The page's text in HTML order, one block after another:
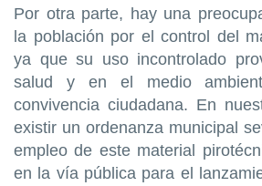
Por otra parte, hay una
la población por el control del
ya que su uso incontrolado
salud y en el medio
convivencia ciudadana. En
existir un ordenanza municipal
empleo de este material
en la vía pública para el